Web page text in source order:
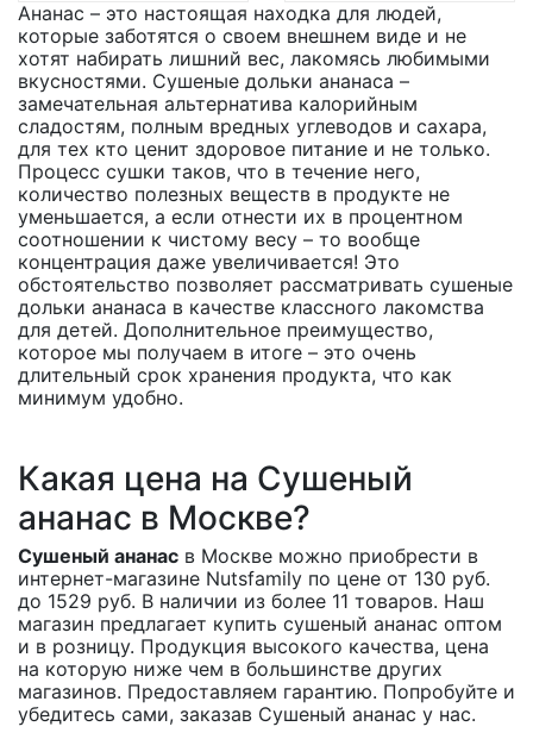
Ананас – это настоящая находка для людей,
которые заботятся о своем внешнем виде и не
хотят набирать лишний вес, лакомясь любимыми
вкусностями. Сушеные дольки ананаса –
замечательная альтернатива калорийным
сладостям, полным вредных углеводов и сахара,
для тех кто ценит здоровое питание и не только.
Процесс сушки таков, что в течение него,
количество полезных веществ в продукте не
уменьшается, а если отнести их в процентном
соотношении к чистому весу – то вообще
концентрация даже увеличивается! Это
обстоятельство позволяет рассматривать сушеные
дольки ананаса в качестве классного лакомства
для детей. Дополнительное преимущество,
которое мы получаем в итоге – это очень
длительный срок хранения продукта, что как
минимум удобно.
Какая цена на Сушеный
ананас в Москве?
Сушеный ананас в Москве можно приобрести в
интернет-магазине Nutsfamily по цене от 130 руб.
до 1529 руб. В наличии из более 11 товаров. Наш
магазин предлагает купить сушеный ананас оптом
и в розницу. Продукция высокого качества, цена
на которую ниже чем в большинстве других
магазинов. Предоставляем гарантию. Попробуйте и
убедитесь сами, заказав Сушеный ананас у нас.